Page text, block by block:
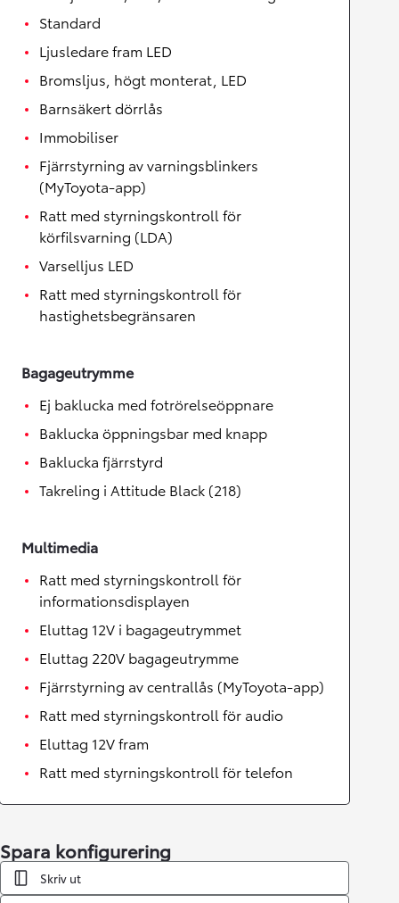
Standard
Ljusledare fram LED
Bromsljus, högt monterat, LED
Barnsäkert dörrlås
Immobiliser
Fjärrstyrning av varningsblinkers
(MyToyota-app)
Ratt med styrningskontroll för
körfilsvarning (LDA)
Varselljus LED
Ratt med styrningskontroll för
hastighetsbegränsaren
Bagageutrymme
Ej baklucka med fotrörelseöppnare
Baklucka öppningsbar med knapp
Baklucka fjärrstyrd
Takreling i Attitude Black (218)
Multimedia
Ratt med styrningskontroll för
informationsdisplayen
Eluttag 12V i bagageutrymmet
Eluttag 220V bagageutrymme
Fjärrstyrning av centrallås (MyToyota-app)
Ratt med styrningskontroll för audio
Eluttag 12V fram
Ratt med styrningskontroll för telefon
Spara konfigurering
Skriv ut